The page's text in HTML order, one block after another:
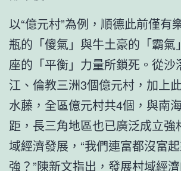
以“億元村”為例，順德此前僅有
瓶的「傻氣」與牛土豪的「霸氣
座的「平衡」力量所鎖死。從沙
江、倫教三洲3個億元村，加上
水藤，全區億元村共4個，與南
距，長三角地區也已廣泛成立強
域經濟發展，“我們連富都沒富
強？”陳新文指出，發展村域經